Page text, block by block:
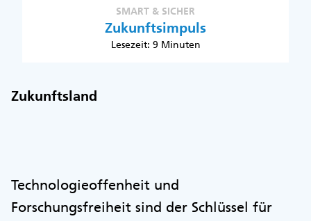
SMART & SICHER
Zukunftsimpuls
Lesezeit: 9 Minuten
Zukunftsland
Technologieoffenheit und
Forschungsfreiheit sind der Schlüssel für